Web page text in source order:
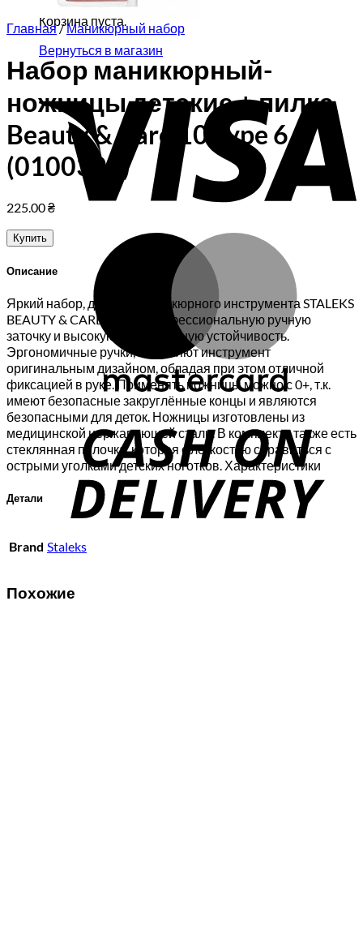
Корзина пуста.
Вернуться в магазин
Главная/ Маникюрный набор
Набор маникюрный-
ножницы детские + пилка
Beauty & Care 10 Type 6
(0100309)
225.00₴
Купить
Описание
Яркий набор, детского маникюрного инструмента STALEKS
BEAUTY & CARE, имеет профессиональную ручную
заточку и высокую коррозионную устойчивость.
Эргономичные ручки, выделяют инструмент
оригинальным дизайном, обладая при этом отличной
фиксацией в руке. Применять ножницы можно с 0+, т.к.
имеют безопасные закруглённые концы и являются
безопасными для деток. Ножницы изготовлены из
медицинской нержавеющей стали. В комплекте также есть
стеклянная пилочка, которая с лёгкостью справиться с
острыми уголками детских ноготков. Характеристики
Детали
Brand Staleks
Похожие